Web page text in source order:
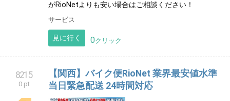
がRioNetよりも安い場合はご相談ください！
サービス
見に行く 0クリック
8215
0 pt
【関西】バイク便RioNet 業界最安値水準
当日緊急配送 24時間対応